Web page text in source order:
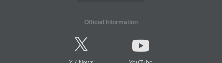
Official Information